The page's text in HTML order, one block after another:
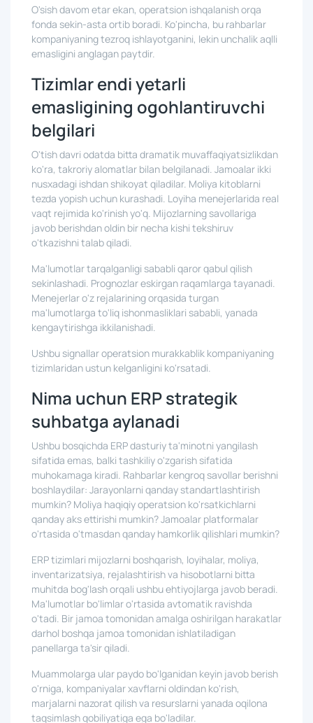
O'sish davom etar ekan, operatsion ishqalanish orqa
fonda sekin-asta ortib boradi. Ko'pincha, bu rahbarlar
kompaniyaning tezroq ishlayotganini, lekin unchalik aqlli
emasligini anglagan paytdir.
Tizimlar endi yetarli
emasligining ogohlantiruvchi
belgilari
O'tish davri odatda bitta dramatik muvaffaqiyatsizlikdan
ko'ra, takroriy alomatlar bilan belgilanadi. Jamoalar ikki
nusxadagi ishdan shikoyat qiladilar. Moliya kitoblarni
tezda yopish uchun kurashadi. Loyiha menejerlarida real
vaqt rejimida ko'rinish yo'q. Mijozlarning savollariga
javob berishdan oldin bir necha kishi tekshiruv
o'tkazishni talab qiladi.
Ma'lumotlar tarqalganligi sababli qaror qabul qilish
sekinlashadi. Prognozlar eskirgan raqamlarga tayanadi.
Menejerlar o'z rejalarining orqasida turgan
ma'lumotlarga to'liq ishonmasliklari sababli, yanada
kengaytirishga ikkilanishadi.
Ushbu signallar operatsion murakkablik kompaniyaning
tizimlaridan ustun kelganligini ko'rsatadi.
Nima uchun ERP strategik
suhbatga aylanadi
Ushbu bosqichda ERP dasturiy ta'minotni yangilash
sifatida emas, balki tashkiliy o'zgarish sifatida
muhokamaga kiradi. Rahbarlar kengroq savollar berishni
boshlaydilar: Jarayonlarni qanday standartlashtirish
mumkin? Moliya haqiqiy operatsion ko'rsatkichlarni
qanday aks ettirishi mumkin? Jamoalar platformalar
o'rtasida o'tmasdan qanday hamkorlik qilishlari mumkin?
ERP tizimlari mijozlarni boshqarish, loyihalar, moliya,
inventarizatsiya, rejalashtirish va hisobotlarni bitta
muhitda bog'lash orqali ushbu ehtiyojlarga javob beradi.
Ma'lumotlar bo'limlar o'rtasida avtomatik ravishda
o'tadi. Bir jamoa tomonidan amalga oshirilgan harakatlar
darhol boshqa jamoa tomonidan ishlatiladigan
panellarga ta'sir qiladi.
Muammolarga ular paydo bo'lganidan keyin javob berish
o'rniga, kompaniyalar xavflarni oldindan ko'rish,
marjalarni nazorat qilish va resurslarni yanada oqilona
taqsimlash qobiliyatiga ega bo'ladilar.